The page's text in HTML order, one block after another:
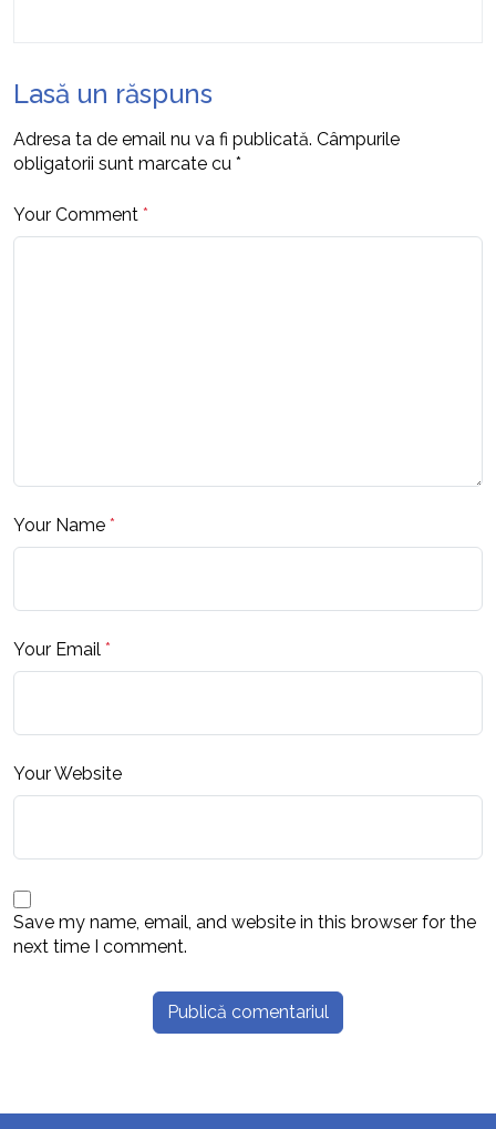
Lasă un răspuns
Adresa ta de email nu va fi publicată. Câmpurile
obligatorii sunt marcate cu *
Your Comment *
Your Name *
Your Email *
Your Website
Save my name, email, and website in this browser for the
next time I comment.